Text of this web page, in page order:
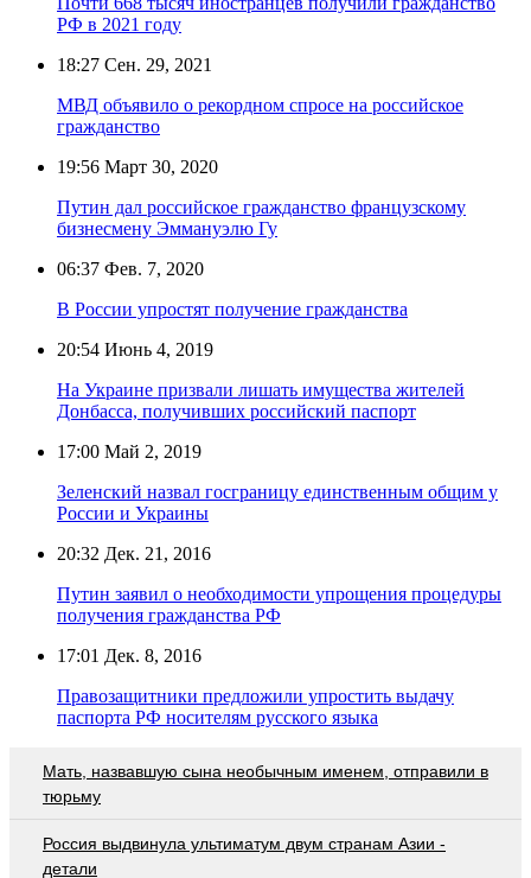
РФ в 2021 году
18:27 Сен. 29, 2021
МВД объявило о рекордном спросе на российское
гражданство
19:56 Март 30, 2020
Путин дал российское гражданство французскому
бизнесмену Эммануэлю Гу
06:37 Фев. 7, 2020
В России упростят получение гражданства
20:54 Июнь 4, 2019
На Украине призвали лишать имущества жителей
Донбасса, получивших российский паспорт
17:00 Май 2, 2019
Зеленский назвал госграницу единственным общим у
России и Украины
20:32 Дек. 21, 2016
Путин заявил о необходимости упрощения процедуры
получения гражданства РФ
17:01 Дек. 8, 2016
Правозащитники предложили упростить выдачу
паспорта РФ носителям русского языка
Мать, назвавшую сына необычным именем, отправили в
тюрьму
Россия выдвинула ультиматум двум странам Азии -
детали